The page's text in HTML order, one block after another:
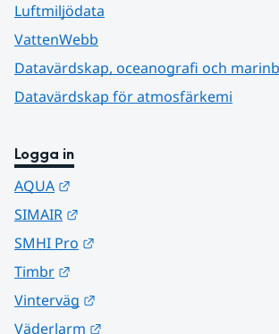
Luftmiljödata
VattenWebb
Datavärdskap, oceanografi och
Datavärdskap för atmosfärkemi
Logga in
AQUA
SIMAIR
SMHI Pro
Timbr
Vinterväg
Väderlarm